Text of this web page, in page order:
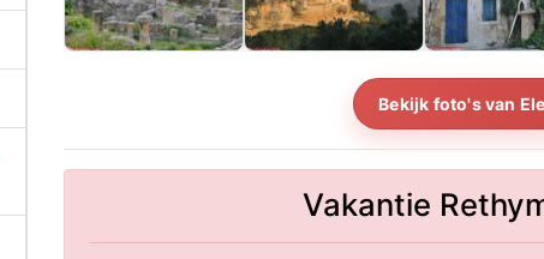
Bekijk foto's van
Vakantie